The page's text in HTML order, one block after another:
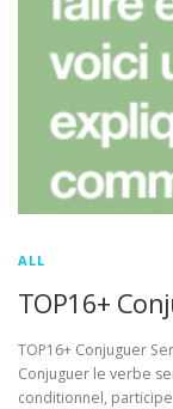
ALL
TOP16+
TOP16+ Conjuguer
Conjuguer le verbe
conditionnel,